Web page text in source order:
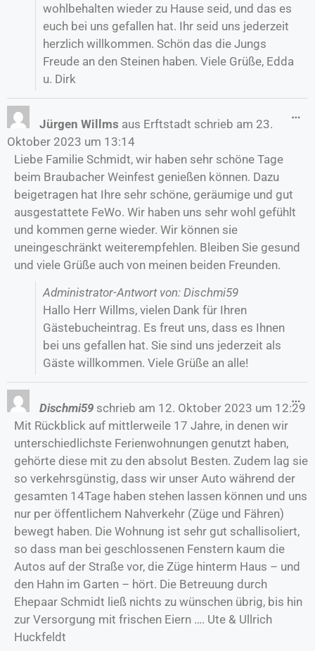
wohlbehalten wieder zu Hause seid, und das es
euch bei uns gefallen hat. Ihr seid uns jederzeit
herzlich willkommen. Schön das die Jungs
Freude an den Steinen haben. Viele Grüße, Edda
u. Dirk
Jürgen Willms aus Erftstadt schrieb am 23.
Oktober 2023 um 13:14
Liebe Familie Schmidt, wir haben sehr schöne Tage
beim Braubacher Weinfest genießen können. Dazu
beigetragen hat Ihre sehr schöne, geräumige und gut
ausgestattete FeWo. Wir haben uns sehr wohl gefühlt
und kommen gerne wieder. Wir können sie
uneingeschränkt weiterempfehlen. Bleiben Sie gesund
und viele Grüße auch von meinen beiden Freunden.
Administrator-Antwort von: Dischmi59
Hallo Herr Willms, vielen Dank für Ihren
Gästebucheintrag. Es freut uns, dass es Ihnen
bei uns gefallen hat. Sie sind uns jederzeit als
Gäste willkommen. Viele Grüße an alle!
…
Dischmi59 schrieb am 12. Oktober 2023 um 12:29
Mit Rückblick auf mittlerweile 17 Jahre, in denen wir
unterschiedlichste Ferienwohnungen genutzt haben,
gehörte diese mit zu den absolut Besten. Zudem lag sie
so verkehrsgünstig, dass wir unser Auto während der
gesamten 14Tage haben stehen lassen können und uns
nur per öffentlichem Nahverkehr (Züge und Fähren)
bewegt haben. Die Wohnung ist sehr gut schallisoliert,
so dass man bei geschlossenen Fenstern kaum die
Autos auf der Straße vor, die Züge hinterm Haus – und
den Hahn im Garten – hört. Die Betreuung durch
Ehepaar Schmidt ließ nichts zu wünschen übrig, bis hin
zur Versorgung mit frischen Eiern …. Ute & Ullrich
Huckfeldt
…